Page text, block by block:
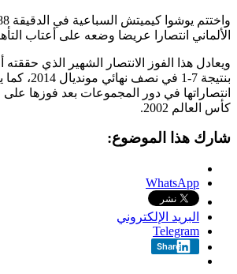
الألماني انتصارا عريضا وضعه على أعتاب
ويعادل هذا الفوز الانتصار الشهير الذي حققته
بنتيجة 7-1 في نصف
كأس العالم 2002.
شارك هذا الموضوع:
WhatsApp
البريد الإلكتروني
Telegram
Share